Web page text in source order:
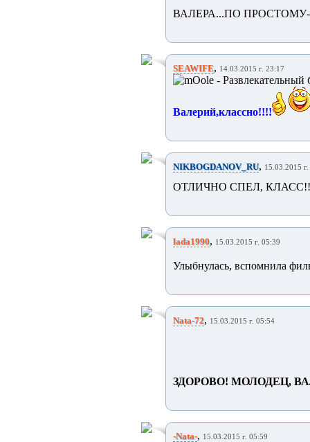
ВАЛЕРА...ПО
SEAWIFE, 14.03.2015 г. 23:17
Валерий,классно!!!!
NIKBOGDANOV_RU, 15.03.2015
ОТЛИЧНО СПЕЛ,
lada1990, 15.03.2015 г. 05:39
Улыбнулась, вспомнила
Nata-72, 15.03.2015 г. 05:54
ЗДОРОВО! МОЛОДЕЦ,
-Nata-, 15.03.2015 г. 05:59